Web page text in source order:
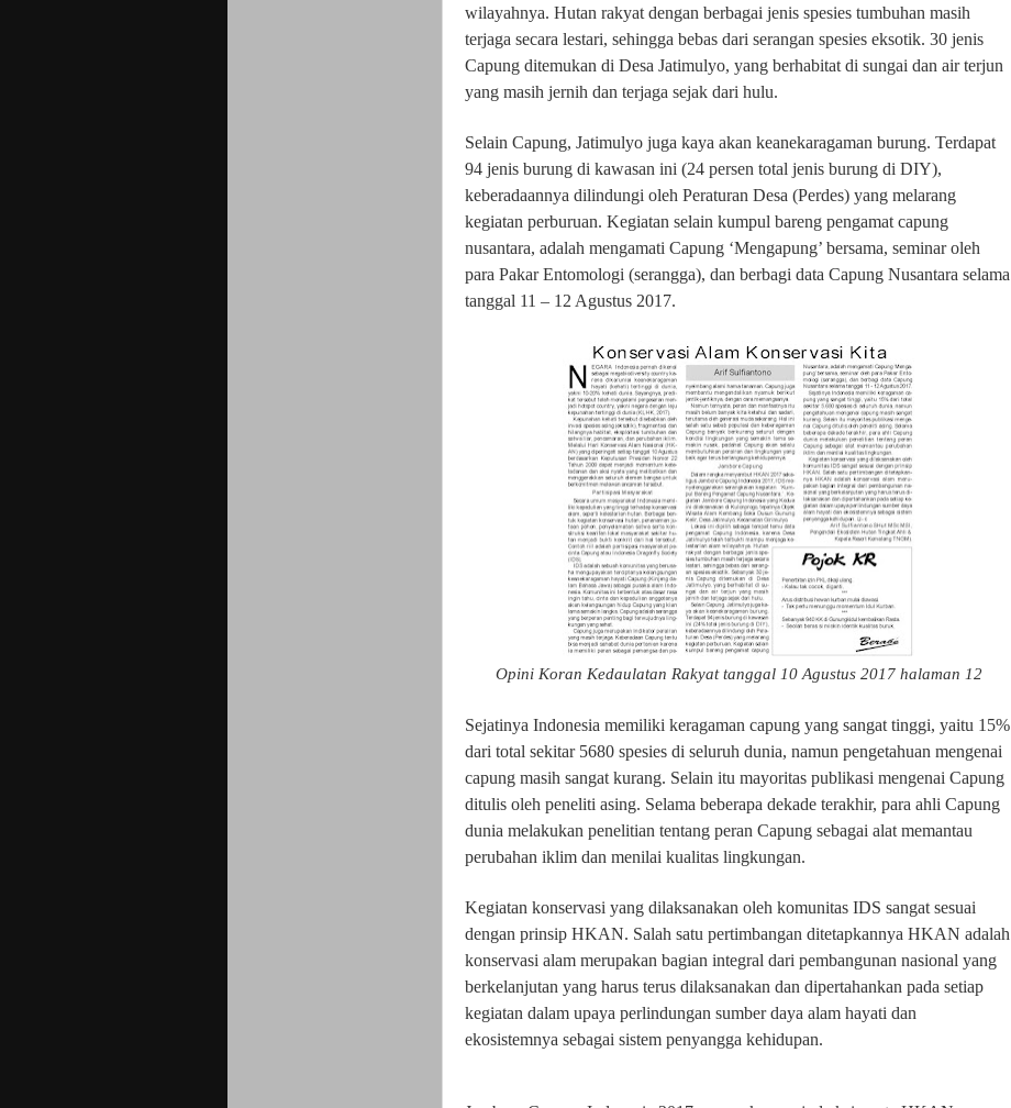
wilayahnya. Hutan rakyat dengan berbagai jenis spesies tumbuhan masih
terjaga secara lestari, sehingga bebas dari serangan spesies eksotik. 30 jenis
Capung ditemukan di Desa Jatimulyo, yang berhabitat di sungai dan air terjun
yang masih jernih dan terjaga sejak dari hulu.
Selain Capung, Jatimulyo juga kaya akan keanekaragaman burung. Terdapat
94 jenis burung di kawasan ini (24 persen total jenis burung di DIY),
keberadaannya dilindungi oleh Peraturan Desa (Perdes) yang melarang
kegiatan perburuan. Kegiatan selain kumpul bareng pengamat capung
nusantara, adalah mengamati Capung ‘Mengapung’ bersama, seminar oleh
para Pakar Entomologi (serangga), dan berbagi data Capung Nusantara selama
tanggal 11 – 12 Agustus 2017.
Opini Koran Kedaulatan Rakyat tanggal 10 Agustus 2017 halaman 12
Sejatinya Indonesia memiliki keragaman capung yang sangat tinggi, yaitu 15%
dari total sekitar 5680 spesies di seluruh dunia, namun pengetahuan mengenai
capung masih sangat kurang. Selain itu mayoritas publikasi mengenai Capung
ditulis oleh peneliti asing. Selama beberapa dekade terakhir, para ahli Capung
dunia melakukan penelitian tentang peran Capung sebagai alat memantau
perubahan iklim dan menilai kualitas lingkungan.
Kegiatan konservasi yang dilaksanakan oleh komunitas IDS sangat sesuai
dengan prinsip HKAN. Salah satu pertimbangan ditetapkannya HKAN adalah
konservasi alam merupakan bagian integral dari pembangunan nasional yang
berkelanjutan yang harus terus dilaksanakan dan dipertahankan pada setiap
kegiatan dalam upaya perlindungan sumber daya alam hayati dan
ekosistemnya sebagai sistem penyangga kehidupan.